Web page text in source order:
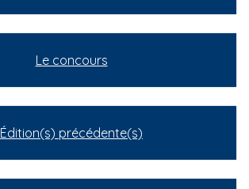
Le concours
Édition(s) précédente(s)